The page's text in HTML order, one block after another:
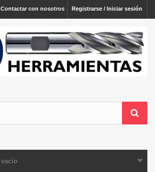
Registrarse / Iniciar sesión
Contactar con nosotros
vacío